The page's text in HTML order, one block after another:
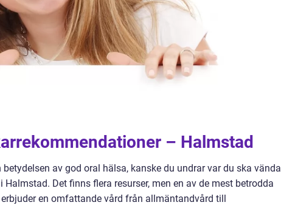
– Halmstad
av god oral hälsa, kanske du undrar var du ska vända
Det finns flera resurser, men en av de mest betrodda
en omfattande vård från allmäntandvård till